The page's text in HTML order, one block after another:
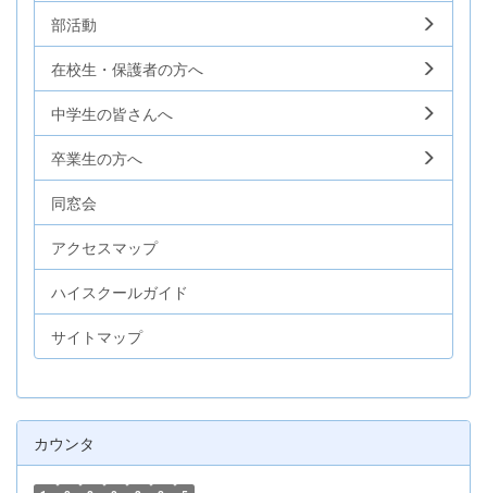
部活動
在校生・保護者の方へ
中学生の皆さんへ
卒業生の方へ
同窓会
アクセスマップ
ハイスクールガイド
サイトマップ
カウンタ